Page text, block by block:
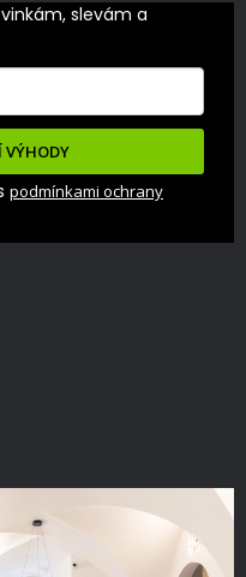
slevám a
VÝHODY
podmínkami ochrany